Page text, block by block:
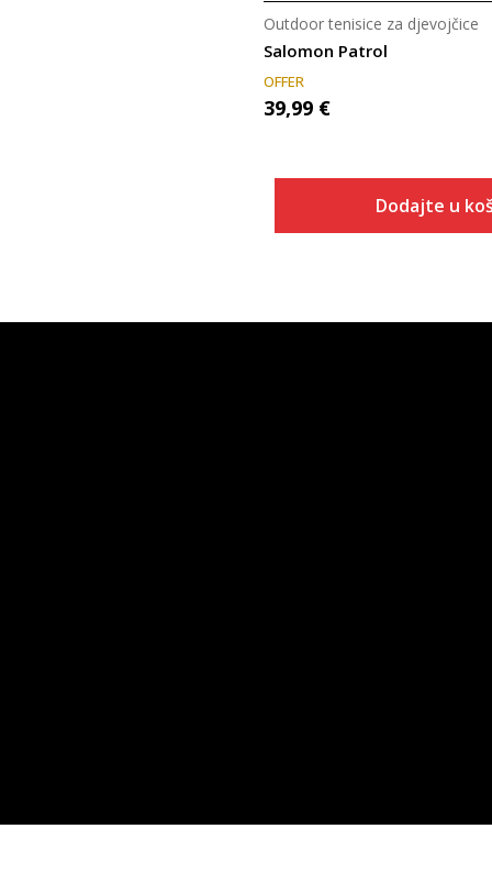
Salomon Patrol
Outdoor tenisice za djevojčice
OFFER
39,99 €
Dodajte u